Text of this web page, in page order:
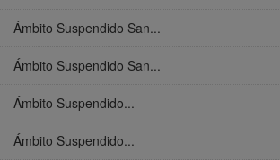
Ámbito Suspendido San...
Ámbito Suspendido San...
Ámbito Suspendido...
Ámbito Suspendido...